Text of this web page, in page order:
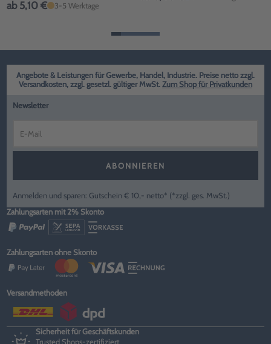
ab 5,10 € 3-5 Werktage
Angebote & Leistungen für Gewerbe, Handel, Industrie. Preise netto zzgl.
Versandkosten, zzgl. gesetzl. gültiger MwSt. Zum Shop für Privatkunden
Newsletter
ABONNIEREN
Anmelden und sparen: Gutschein € 10,- netto* (*zzgl. ges. MwSt.)
Zahlungsarten mit 2% Skonto
Zahlungsarten ohne Skonto
Versandmethoden
Sicherheit für Geschäftskunden
Trusted Shops-zertifiziert